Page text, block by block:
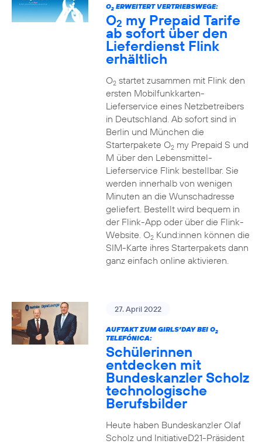
O2ERWEITERT VERTRIEBSWEGE:
O2 my Prepaid Tarife
ab sofort über den
Lieferdienst Flink
erhältlich
O2startet zusammen mit Flink den
ersten Mobilfunkkarten-
Lieferservice eines Netzbetreibers
in Deutschland. Ab sofort sind in
Berlin und München die
Starterpakete O2my Prepaid S und
M über den Lebensmittel-
Lieferservice Flink bestellbar. Sie
werden innerhalb von wenigen
Minuten an die Wunschadresse
geliefert. Bestellt wird bequem in
der Flink-App oder über die Flink-
Website. O2Kund:innen können die
SIM-Karte ihres Starterpakets dann
ganz einfach online aktivieren.
27. April 2022
AUFTAKT ZUM GIRLS’DAY BEI O2
TELEFÓNICA:
Schülerinnen
entdecken mit
Bundeskanzler Scholz
technologische
Berufsbilder
Heute haben Bundeskanzler Olaf
Scholz und InitiativeD21-Präsident